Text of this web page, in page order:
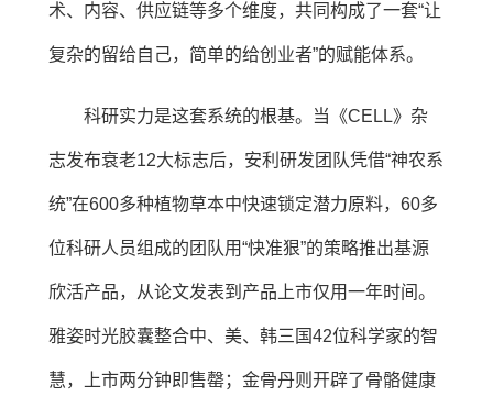
术、内容、供应链等多个维度，共同构成了一套“让
复杂的留给自己，简单的给创业者”的赋能体系。
科研实力是这套系统的根基。当《CELL》杂
志发布衰老12大标志后，安利研发团队凭借“神农系
统”在600多种植物草本中快速锁定潜力原料，60多
位科研人员组成的团队用“快准狠”的策略推出基源
欣活产品，从论文发表到产品上市仅用一年时间。
雅姿时光胶囊整合中、美、韩三国42位科学家的智
慧，上市两分钟即售罄；金骨丹则开辟了骨骼健康